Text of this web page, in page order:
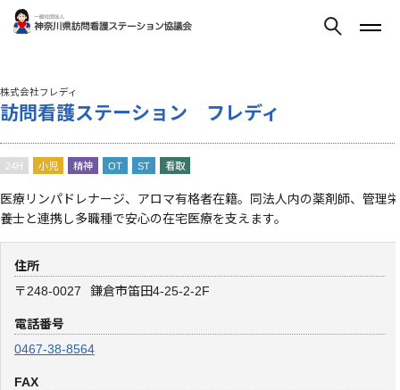
株式会社フレディ
訪問看護ステーション フレディ
24H 小児 精神 OT ST 看取
医療リンパドレナージ、アロマ有格者在籍。同法人内の薬剤師、管理栄
養士と連携し多職種で安心の在宅医療を支えます。
住所
〒248-0027
鎌倉市笛田4-25-2-2F
電話番号
0467-38-8564
FAX